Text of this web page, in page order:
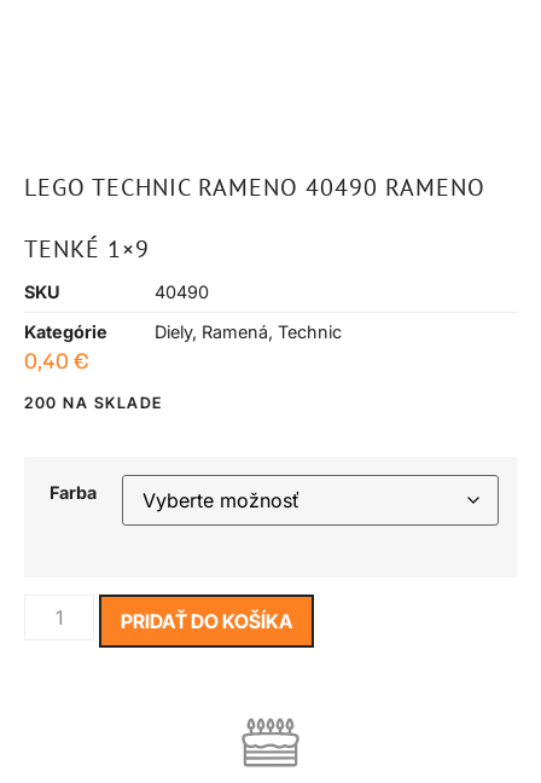
LEGO TECHNIC RAMENO 40490 RAMENO
TENKÉ 1×9
SKU
40490
Kategórie
Diely, Ramená, Technic
0,40 €
200 NA SKLADE
Farba
PRIDAŤ DO KOŠÍKA